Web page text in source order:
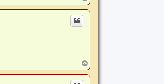
r
r
r
r